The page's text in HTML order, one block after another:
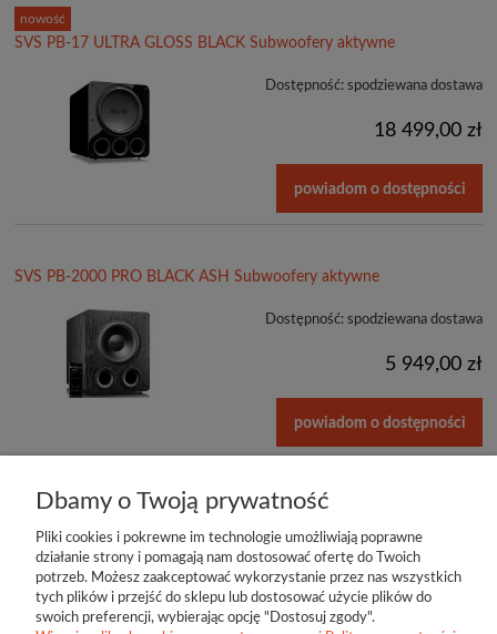
SVS PB-17 ULTRA GLOSS BLACK Subwoofery aktywne
Dostępność: spodziewana dostawa
18 499,00 zł
powiadom o dostępności
nowość
SVS PB-2000 PRO BLACK ASH Subwoofery aktywne
Dostępność: spodziewana dostawa
5 949,00 zł
powiadom o dostępności
Dbamy o Twoją prywatność
Pliki cookies i pokrewne im technologie umożliwiają poprawne
działanie strony i pomagają nam dostosować ofertę do Twoich
potrzeb. Możesz zaakceptować wykorzystanie przez nas wszystkich
tych plików i przejść do sklepu lub dostosować użycie plików do
swoich preferencji, wybierając opcję "Dostosuj zgody".